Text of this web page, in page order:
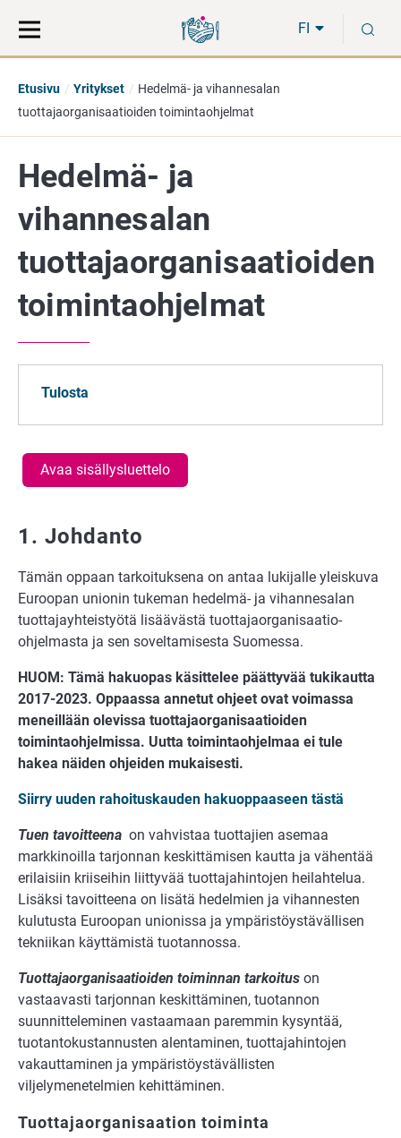
suoraan
sisältöön
koko
sivuston
FI
Etusivu Yritykset
Hedelmä- ja vihannesalan
tuottajaorganisaatioiden toimintaohjelmat
Hedelmä- ja
vihannesalan
tuottajaorganisaatioiden
toimintaohjelmat
Tulosta
Avaa sisällysluettelo
1. Johdanto
Tämän oppaan tarkoituksena on antaa lukijalle yleiskuva
Euroopan unionin tukeman hedelmä- ja vihannesalan
tuottajayhteistyötä lisäävästä tuottajaorganisaatio-
ohjelmasta ja sen soveltamisesta Suomessa.
HUOM: Tämä hakuopas käsittelee päättyvää tukikautta
2017-2023. Oppaassa annetut ohjeet ovat voimassa
meneillään olevissa tuottajaorganisaatioiden
toimintaohjelmissa. Uutta toimintaohjelmaa ei tule
hakea näiden ohjeiden mukaisesti.
Siirry uuden rahoituskauden hakuoppaaseen tästä
Tuen tavoitteena on vahvistaa tuottajien asemaa
markkinoilla tarjonnan keskittämisen kautta ja vähentää
erilaisiin kriiseihin liittyvää tuottajahintojen heilahtelua.
Lisäksi tavoitteena on lisätä hedelmien ja vihannesten
kulutusta Euroopan unionissa ja ympäristöystävällisen
tekniikan käyttämistä tuotannossa.
Tuottajaorganisaatioiden toiminnan tarkoitus on
vastaavasti tarjonnan keskittäminen, tuotannon
suunnitteleminen vastaamaan paremmin kysyntää,
tuotantokustannusten alentaminen, tuottajahintojen
vakauttaminen ja ympäristöystävällisten
viljelymenetelmien kehittäminen.
Tuottajaorganisaation toiminta